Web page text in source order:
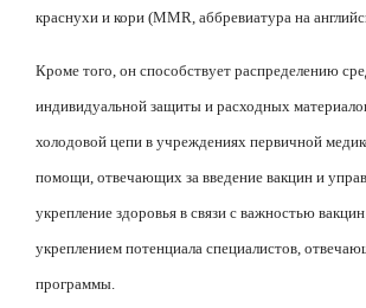
краснухи и кори (MMR, аббревиатура на
Кроме того, он способствует распределению
индивидуальной защиты и расходных
холодовой цепи в учреждениях первичной
помощи, отвечающих за введение вакцин и
укрепление здоровья в связи с важностью
укреплением потенциала специалистов,
программы.